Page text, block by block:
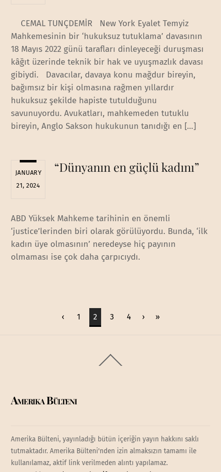
CEMAL TUNÇDEMİR New York Eyalet Temyiz
Mahkemesinin bir ‘hukuksuz tutuklama’ davasının
18 Mayıs 2022 günü tarafları dinleyeceği duruşması
kâğıt üzerinde teknik bir hak ve uyuşmazlık davası
gibiydi. Davacılar, davaya konu mağdur bireyin,
bağımsız bir kişi olmasına rağmen yıllardır
hukuksuz şekilde hapiste tutulduğunu
savunuyordu. Avukatları, mahkemeden tutuklu
bireyin, Anglo Sakson hukukunun tanıdığı en […]
JANUARY
21, 2024
“Dünyanın en güçlü kadını”
ABD Yüksek Mahkeme tarihinin en önemli
‘justice’lerinden biri olarak görülüyordu. Bunda, ‘ilk
kadın üye olmasının’ neredeyse hiç payının
olmaması ise çok daha çarpıcıydı.
‹ 1 2 3 4 › »
To
Amerika Bülteni
Amerika Bülteni, yayınladığı bütün içeriğin yayın hakkını saklı
tutmaktadır. Amerika Bülteni'nden izin almaksızın tamamı ile
kullanılamaz, aktif link verilmeden alıntı yapılamaz.